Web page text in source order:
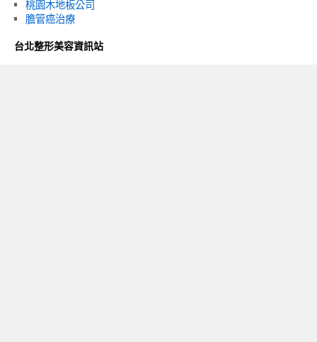
桃園木地板公司
膽管癌治療
台北整形美容資訊站